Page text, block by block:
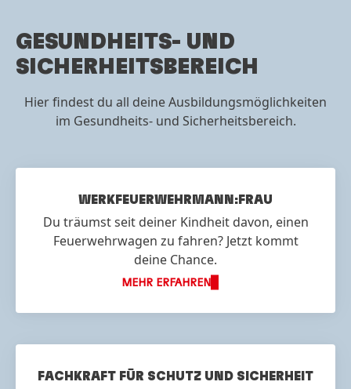
GESUNDHEITS- UND
SICHERHEITSBEREICH
Hier findest du all deine Ausbildungsmöglichkeiten
im Gesundheits- und Sicherheitsbereich.
WERKFEUERWEHR MANN:FRAU
Du träumst seit deiner Kindheit davon, einen
Feuerwehrwagen zu fahren? Jetzt kommt
deine Chance.
MEHR ERFAHREN
FACHKRAFT FÜR SCHUTZ UND SICHERHEIT